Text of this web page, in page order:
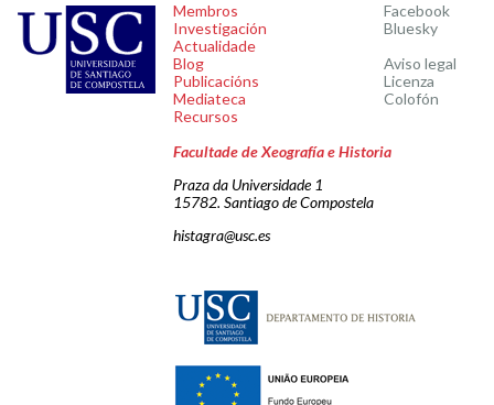
Membros
Investigación
Actualidade
Blog
Publicacións
Mediateca
Recursos
Facebook
Bluesky
Aviso legal
Licenza
Colofón
Facultade de Xeografía e Historia
Praza da Universidade 1
15782. Santiago de Compostela
histagra@usc.es